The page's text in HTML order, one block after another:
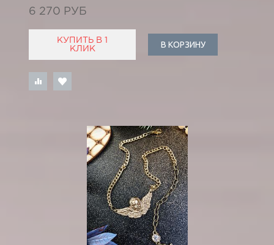
6 270 РУБ
КУПИТЬ В 1
КЛИК
В КОРЗИНУ